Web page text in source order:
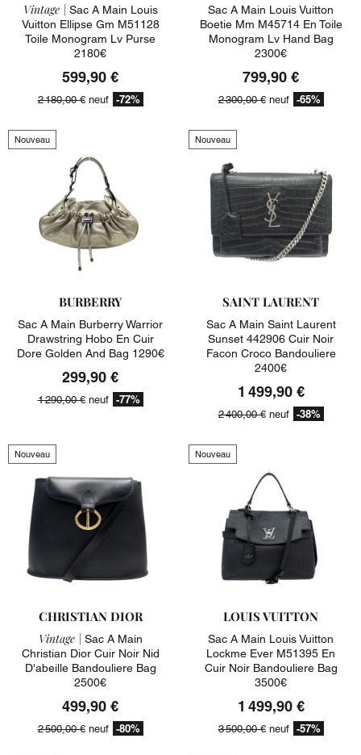
Vintage | Sac A Main Louis
Vuitton Ellipse Gm M51128
Toile Monogram Lv Purse
2180€
599,90 €
2 180,00 €neuf -72%
Sac A Main Louis Vuitton
Boetie Mm M45714 En Toile
Monogram Lv Hand Bag
2300€
799,90 €
2 300,00 €neuf -65%
Nouveau
BURBERRY
Sac A Main Burberry Warrior
Drawstring Hobo En Cuir
Dore Golden And Bag 1290€
299,90 €
1 290,00 €neuf -77%
Nouveau
SAINT LAURENT
Sac A Main Saint Laurent
Sunset 442906 Cuir Noir
Facon Croco Bandouliere
2400€
1 499,90 €
2 400,00 €neuf -38%
Nouveau
CHRISTIAN DIOR
Vintage | Sac A Main
Christian Dior Cuir Noir Nid
D'abeille Bandouliere Bag
2500€
499,90 €
2 500,00 €neuf -80%
Nouveau
LOUIS VUITTON
Sac A Main Louis Vuitton
Lockme Ever M51395 En
Cuir Noir Bandouliere Bag
3500€
1 499,90 €
3 500,00 €neuf -57%